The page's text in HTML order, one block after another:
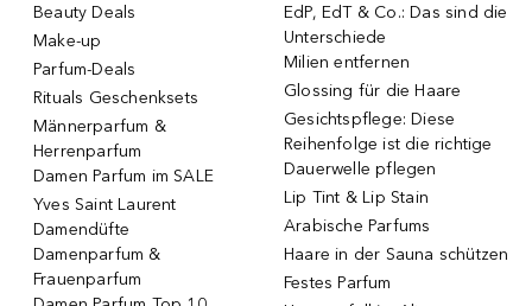
Beauty Deals
Make-up
Parfum-Deals
Rituals Geschenksets
Männerparfum &
Herrenparfum
Damen Parfum im SALE
Yves Saint Laurent
Damendüfte
Damenparfum &
Frauenparfum
EdP, EdT & Co.: Das sind die
Unterschiede
Milien entfernen
Glossing für die Haare
Gesichtspflege: Diese
Reihenfolge ist die richtige
Dauerwelle pflegen
Lip Tint & Lip Stain
Arabische Parfums
Haare in der Sauna schützen
Festes Parfum